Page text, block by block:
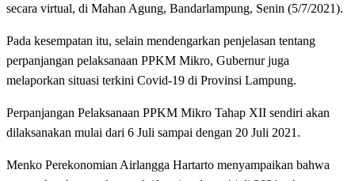
secara virtual, di Mahan Agung, Bandarlampung, Senin (5/7/2021).
Pada kesempatan itu, selain mendengarkan penjelasan tentang
perpanjangan pelaksanaan PPKM Mikro, Gubernur juga
melaporkan situasi terkini Covid-19 di Provinsi Lampung.
Perpanjangan Pelaksanaan PPKM Mikro Tahap XII sendiri akan
dilaksanakan mulai dari 6 Juli sampai dengan 20 Juli 2021.
Menko Perekonomian Airlangga Hartarto menyampaikan bahwa